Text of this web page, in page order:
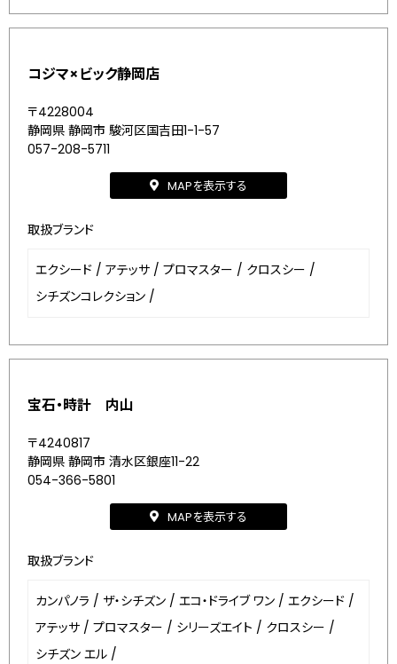
コジマ×ビック静岡店
〒4228004
静岡県 静岡市 駿河区国吉田1-1-57
057-208-5711
MAPを表示する
取扱ブランド
エクシード / アテッサ / プロマスター / クロスシー /
シチズンコレクション /
宝石・時計 内山
〒4240817
静岡県 静岡市 清水区銀座11-22
054-366-5801
MAPを表示する
取扱ブランド
カンパノラ / ザ・シチズン / エコ・ドライブ ワン / エクシード /
アテッサ / プロマスター / シリーズエイト / クロスシー /
シチズン エル /